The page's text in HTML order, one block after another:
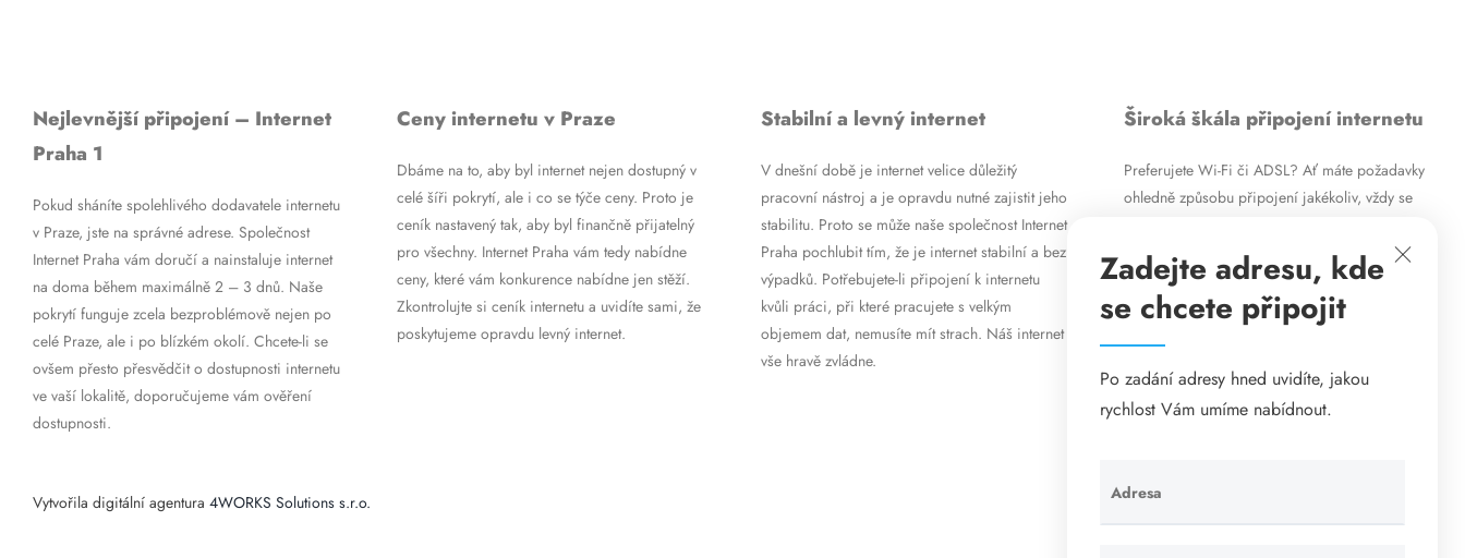
Nejlevnější připojení – Internet
Praha 1
Pokud sháníte spolehlivého dodavatele internetu
v Praze, jste na správné adrese. Společnost
Internet Praha vám doručí a nainstaluje internet
na doma během maximálně 2 – 3 dnů. Naše
pokrytí funguje zcela bezproblémově nejen po
celé Praze, ale i po blízkém okolí. Chcete-li se
ovšem přesto přesvědčit o dostupnosti internetu
ve vaší lokalitě, doporučujeme vám ověření
dostupnosti.
Ceny internetu v Praze
Dbáme na to, aby byl internet nejen dostupný v
celé šíři pokrytí, ale i co se týče ceny. Proto je
ceník nastavený tak, aby byl finančně přijatelný
pro všechny. Internet Praha vám tedy nabídne
ceny, které vám konkurence nabídne jen stěží.
Zkontrolujte si ceník internetu a uvidíte sami, že
poskytujeme opravdu levný internet.
Stabilní a levný internet
V dnešní době je internet velice důležitý
pracovní nástroj a je opravdu nutné zajistit jeho
stabilitu. Proto se může naše společnost Internet
Praha pochlubit tím, že je internet stabilní a bez
výpadků. Potřebujete-li připojení k internetu
kvůli práci, při které pracujete s velkým
objemem dat, nemusíte mít strach. Náš internet
vše hravě zvládne.
Široká škála připojení internetu
Preferujete Wi-Fi či ADSL? Ať máte požadavky
ohledně způsobu připojení jakékoliv, vždy se
vysokorychlostního ADSL internetu nabízíme
rovněž mobilní internet i levné internetové
připojení prostřednictvím Wi-Fi. Způsob
připojení přizpůsobíme vašim specifickým
Vytvořila digitální agentura 4WORKS Solutions s.r.o.
Zadejte adresu, kde
se chcete připojit
Po zadání adresy hned uvidíte, jakou
rychlost Vám umíme nabídnout.
Adresa
Ponechte
toto pole